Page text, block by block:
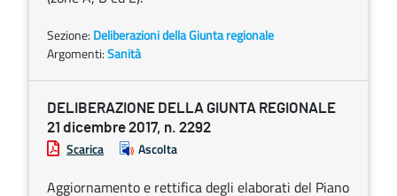
Sezione: Deliberazioni della Giunta regionale
Argomenti:Sanità
DELIBERAZIONE DELLA GIUNTA REGIONALE
21 dicembre 2017, n. 2292
Scarica Ascolta
Aggiornamento e rettifica degli elaborati del Piano